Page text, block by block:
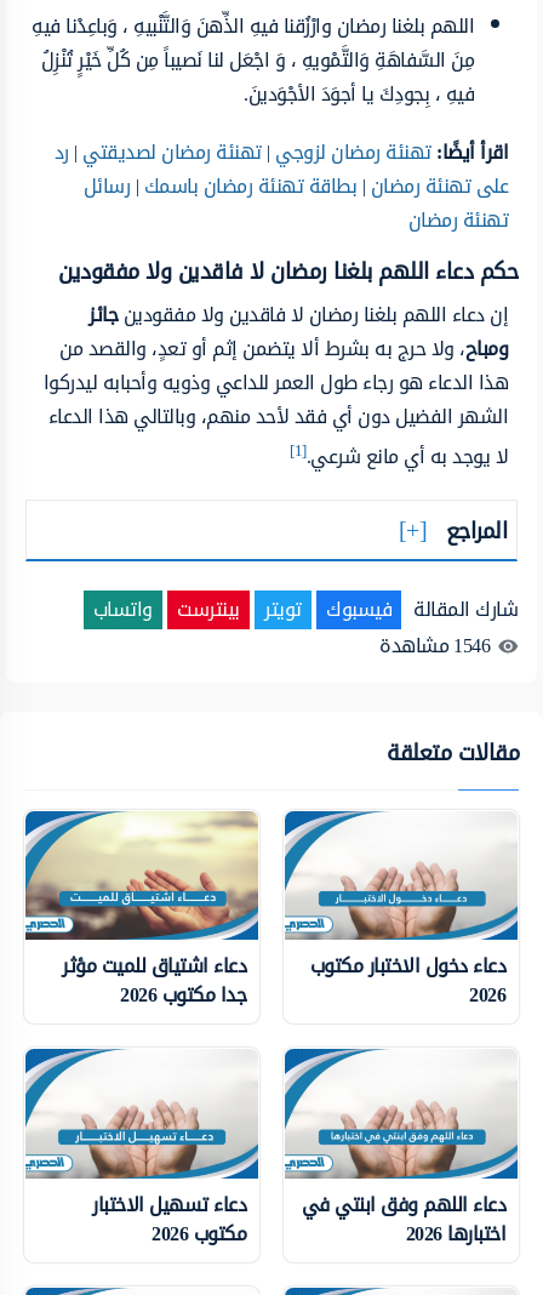
اللهم بلغنا رمضان وارْزُقنا فيهِ الذِّهنَ وَالتَّنْبيهِ ، وَباعِدْنا فيهِ
مِنَ السَّفاهَةِ وَالتَّمْويهِ ، وَ اجْعَل لنا نَصيباً مِن كُلِّ خَيْرٍ تُنْزِلُ
فيهِ ، بِجودِكَ يا أجوَدَ الأجْوَدينَ.
اقرأ أيضًا:تهنئة رمضان لزوجي|تهنئة رمضان لصديقتي|رد
على تهنئة رمضان|بطاقة تهنئة رمضان باسمك|رسائل
تهنئة رمضان
حكم دعاء اللهم بلغنا رمضان لا فاقدين ولا مفقودين
إن دعاء اللهم بلغنا رمضان لا فاقدين ولا مفقودينجائز
ومباح، ولا حرج به بشرط ألا يتضمن إثم أو تعدٍ، والقصد من
هذا الدعاء هو رجاء طول العمر للداعي وذويه وأحبابه ليدركوا
الشهر الفضيل دون أي فقد لأحد منهم، وبالتالي هذا الدعاء
لا يوجد به أي مانع شرعي.[1]
المراجع
شارك المقالة فيسبوك تويتر بينترست
واتساب
1546مشاهدة
مقالات متعلقة
دعاء دخول الاختبار مكتوب
2026
دعاء اشتياق للميت مؤثر
جدا مكتوب 2026
دعاء اللهم وفق ابنتي في
اختبارها 2026
دعاء تسهيل الاختبار
مكتوب 2026